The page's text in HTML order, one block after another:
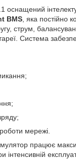
оснащений
BMS , яка постійно
струм,
Система
мережі.
працює
інтенсивній